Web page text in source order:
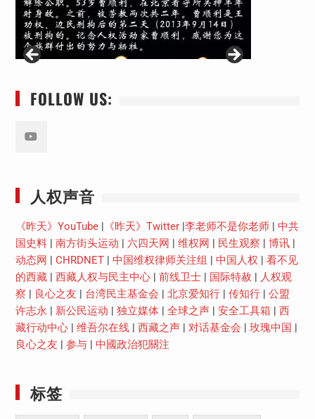
FOLLOW US:
人权声音
《昨天》YouTube| 《昨天》Twitter| 李老师不是你老师| 中共
国史料| 南方街头运动 六四天网 维权网 民生观察 博讯|
动态网
CHRDNET| 中国维权律师关注组 中国人权
看不见
的西藏| 西藏人权与民主中心| 前线卫士| 国际特赦
人权观
察
良心之友 台湾民主基金会 北京爱知行| 传知行| 公盟
许志永
新公民运动 独立媒体| 全球之声| 安全工具箱
西
藏行动中心| 维吾尔在线| 西藏之声| 对话基金会 玫瑰中国
良心之友
参与| 中國政治犯關注
标签